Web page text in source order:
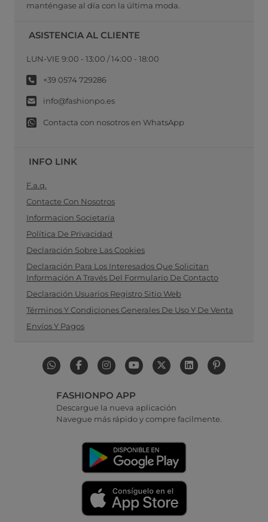
manténgase al día con la última moda.
ASISTENCIA AL CLIENTE
LUN-VIE 9:00 - 13:00 / 14:00 - 18:00
+39 0574 729286
info@fashionpo.es
Contacta con nosotros en WhatsApp
INFO LINK
F.a.q.
Contacte Con Nosotros
Informacion Societaria
Política De Privacidad
Declaración Sobre Las Cookies
Declaración Para Los Interesados Que Solicitan
Información A Través Del Formulario De Contacto
Declaración Usuarios Registro Sitio Web
Términos Y Condiciones Generales De Uso Y De Venta
Envíos Y Pagos
FASHIONPO APP
Descargue la nueva aplicación
Navegue más rápido y compre facilmente.